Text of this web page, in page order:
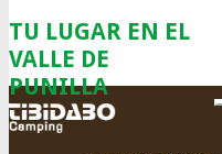
TU LUGAR EN EL
VALLE DE
PUNILLA